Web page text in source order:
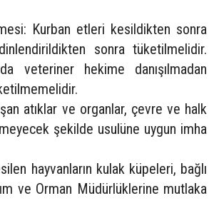
Kurban etleri kesildikten sonra
sonra tüketilmelidir.
veteriner hekime danışılmadan
atıklar ve organlar, çevre ve halk
şekilde usulüne uygun imha
hayvanların kulak küpeleri, bağlı
ve Orman Müdürlüklerine mutlaka